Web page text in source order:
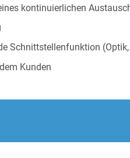
kontinuierlichen
Schnittstellenfunktion
Kunden